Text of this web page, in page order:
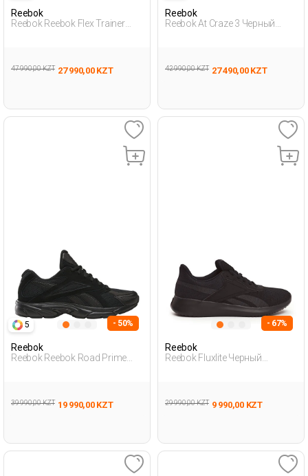
Reebok
Reebok Reebok Flex Trainer
47 990,00 KZT 27 990,00 KZT
Reebok
Reebok At Craze 3 Черный
42 990,00 KZT 27 490,00 KZT
5 - 50%
Reebok
Reebok Reebok Road Prime
39 990,00 KZT 19 990,00 KZT
- 67%
Reebok
Reebok Fluxlite Черный
29 990,00 KZT 9 990,00 KZT